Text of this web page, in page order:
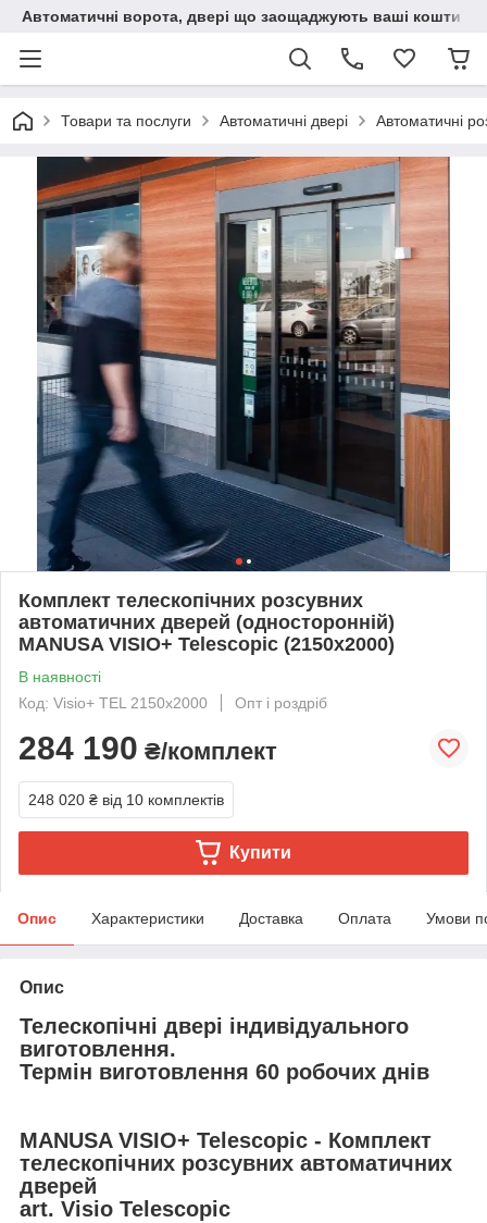
Автоматичні ворота, двері що заощаджують ваші кошти
Товари та послуги Автоматичні двері Автоматичні
Комплект телескопічних розсувних
автоматичних дверей (односторонній)
MANUSA VISIO+ Telescopic (2150х2000)
В наявності
Код: Visio+ TEL 2150х2000
Опт і роздріб
284 190 ₴/комплект
248 020 ₴ від 10 комплектів
Купити
Опис Характеристики Доставка Оплата Умови
Опис
Телескопічні двері індивідуального
виготовлення.
Термін виготовлення 60 робочих днів
MANUSA VISIO+ Telescopic - Комплект
телескопічних розсувних автоматичних
дверей
art. Visio Telescopic